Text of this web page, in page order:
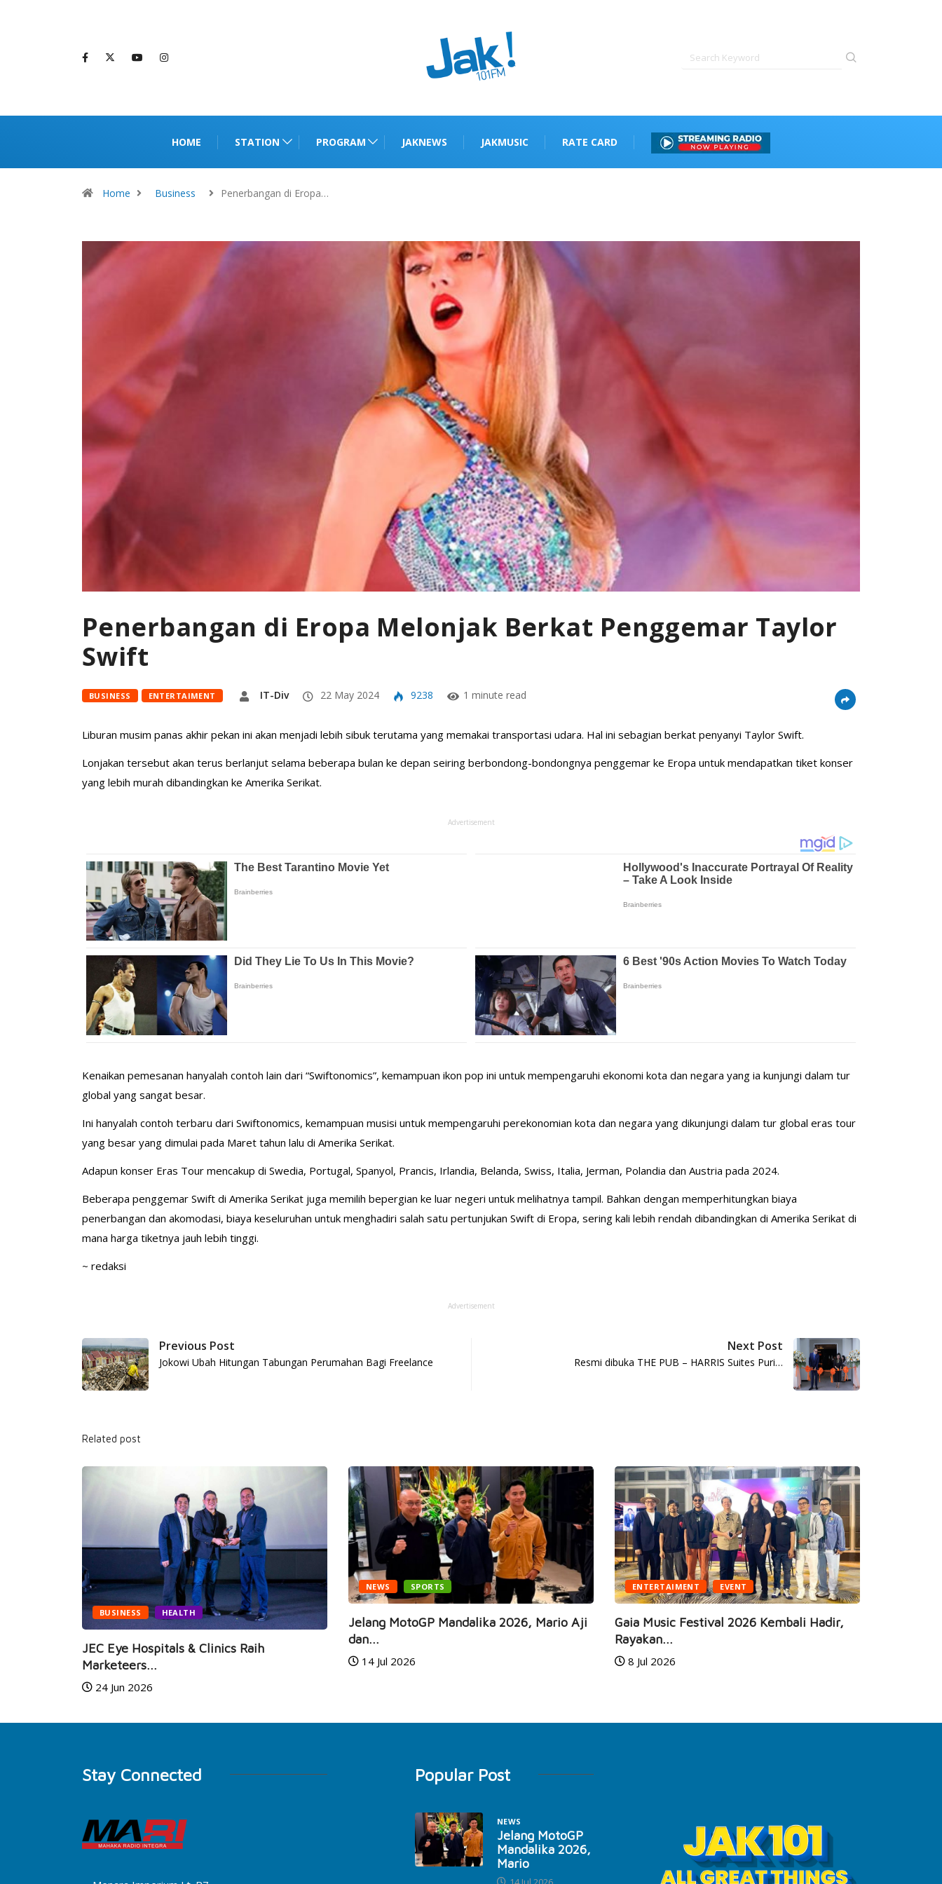
HOME STATION PROGRAM JAKNEWS JAKMUSIC RATE CARD
Home Business Penerbangan di Eropa…
Penerbangan di Eropa Melonjak Berkat Penggemar Taylor
Swift
BUSINESS ENTERTAIMENT IT-Div 22 May 2024 9238 1 minute read
Liburan musim panas akhir pekan ini akan menjadi lebih sibuk terutama yang memakai transportasi udara. Hal ini sebagian berkat penyanyi Taylor Swift.
Lonjakan tersebut akan terus berlanjut selama beberapa bulan ke depan seiring berbondong-bondongnya penggemar ke Eropa untuk mendapatkan tiket konser
yang lebih murah dibandingkan ke Amerika Serikat.
Advertisement
Kenaikan pemesanan hanyalah contoh lain dari “Swiftonomics”, kemampuan ikon pop ini untuk mempengaruhi ekonomi kota dan negara yang ia kunjungi dalam tur
global yang sangat besar.
Ini hanyalah contoh terbaru dari Swiftonomics, kemampuan musisi untuk mempengaruhi perekonomian kota dan negara yang dikunjungi dalam tur global eras tour
yang besar yang dimulai pada Maret tahun lalu di Amerika Serikat.
Adapun konser Eras Tour mencakup di Swedia, Portugal, Spanyol, Prancis, Irlandia, Belanda, Swiss, Italia, Jerman, Polandia dan Austria pada 2024.
Beberapa penggemar Swift di Amerika Serikat juga memilih bepergian ke luar negeri untuk melihatnya tampil. Bahkan dengan memperhitungkan biaya
penerbangan dan akomodasi, biaya keseluruhan untuk menghadiri salah satu pertunjukan Swift di Eropa, sering kali lebih rendah dibandingkan di Amerika Serikat di
mana harga tiketnya jauh lebih tinggi.
~ redaksi
Advertisement
Previous Post
Jokowi Ubah Hitungan Tabungan Perumahan Bagi Freelance
Next Post
Resmi dibuka THE PUB – HARRIS Suites Puri…
Related post
BUSINESS HEALTH
JEC Eye Hospitals & Clinics Raih
Marketeers...
24 Jun 2026
NEWS SPORTS
Jelang MotoGP Mandalika 2026, Mario Aji
dan...
14 Jul 2026
ENTERTAIMENT EVENT
Gaia Music Festival 2026 Kembali Hadir,
Rayakan...
8 Jul 2026
Stay Connected Popular Post
NEWS
Jelang MotoGP
Mandalika 2026,
Mario